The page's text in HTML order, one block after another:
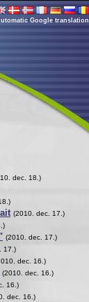
Google translation
dec. 18.)
(2010. dec. 17.)
(2010. dec. 17.)
17.)
dec. 16.)
(2010. dec. 16.)
16.)
dec. 16.)